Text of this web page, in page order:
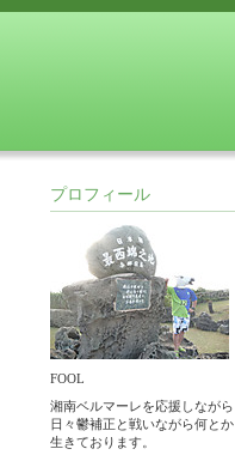
プロフィール
FOOL
湘南ベルマーレを応援しながら
日々鬱補正と戦いながら何とか
生きております。